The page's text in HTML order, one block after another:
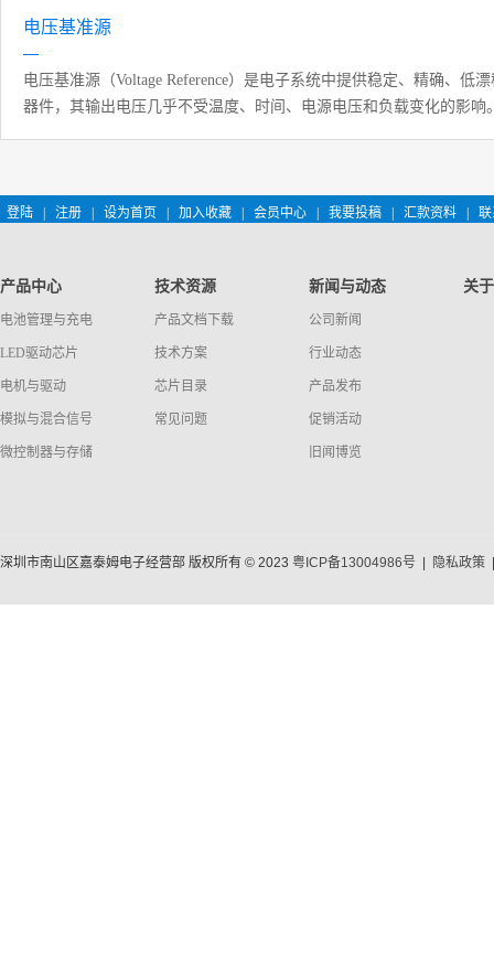
电压基准源
电压基准源‌（Voltage Reference）是电子系统中提供‌稳定、精确、低
器件，其输出电压几乎不受温度、时间、电源电压和负载变化的影响
登陆 注册 设为首页 加入收藏 会员中心 我要投稿 汇款资料
产品中心
电池管理与充电
LED驱动芯片
电机与驱动
模拟与混合信号
微控制器与存储
技术资源
产品文档下载
技术方案
芯片目录
常见问题
新闻与动态
公司新闻
行业动态
产品发布
促销活动
旧闻博览
关
深圳市南山区嘉泰姆电子经营部 版权所有 © 2023 粤ICP备13004986号 隐私政策